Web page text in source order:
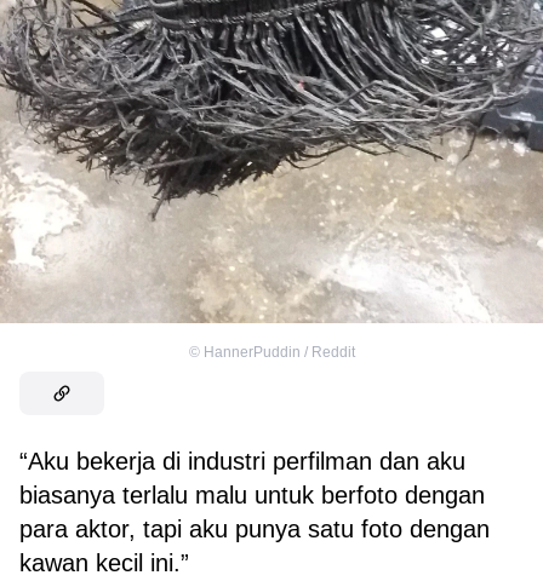
© HannerPuddin / Reddit
“Aku bekerja di industri perfilman dan aku
biasanya terlalu malu untuk berfoto dengan
para aktor, tapi aku punya satu foto dengan
kawan kecil ini.”